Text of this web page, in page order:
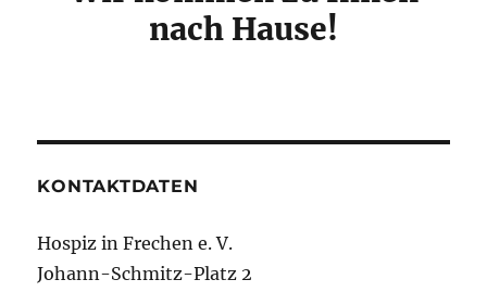
nach Hause!
KONTAKTDATEN
Hospiz in Frechen e. V.
Johann-Schmitz-Platz 2